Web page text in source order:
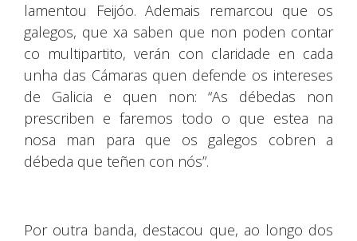
lamentou Feijóo. Ademais remarcou que os
galegos, que xa saben que non poden contar
co multipartito, verán con claridade en cada
unha das Cámaras quen defende os intereses
de Galicia e quen non: “As débedas non
prescriben e faremos todo o que estea na
nosa man para que os galegos cobren a
débeda que teñen con nós”.
Por outra banda, destacou que, ao longo dos